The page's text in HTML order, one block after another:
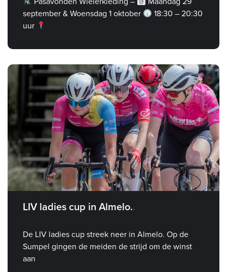
september & Woensdag 1 oktober
18:30 – 20:30
uur
LIV ladies cup in Almelo.
De LIV ladies cup streek neer in Almelo. Op de
Sumpel gingen de meiden de strijd om de winst
aan